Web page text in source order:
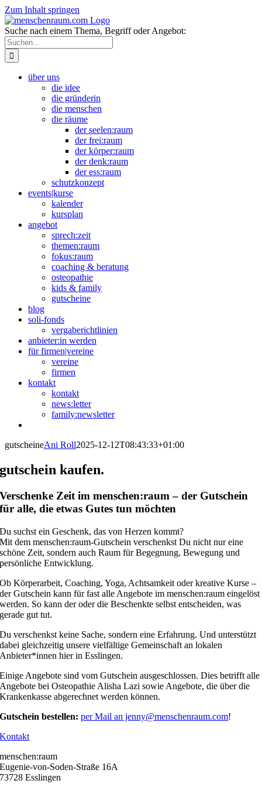
Zum Inhalt springen
Suche nach einem Thema, Begriff oder Angebot:
über uns
die idee
die gründerin
die menschen
die räume
der seelen:raum
der frei:raum
der körper:raum
der denk:raum
der ess:raum
schutzkonzept
events|kurse
kalender
kursplan
angebot
sprech:zeit
themen:raum
fokus:raum
coaching & beratung
osteopathie
kids & family
gutscheine
blog
soli-fonds
vergaberichtlinien
anbieter:in werden
für firmen|vereine
vereine
firmen
kontakt
kontakt
news:letter
family:newsletter
gutscheineAni Roll2025-12-12T08:43:33+01:00
gutschein kaufen.
Verschenke Zeit im menschen:raum – der Gutschein
für alle, die etwas Gutes tun möchten
Du suchst ein Geschenk, das von Herzen kommt?
Mit dem menschen:raum-Gutschein verschenkst Du nicht nur eine
schöne Zeit, sondern auch Raum für Begegnung, Bewegung und
persönliche Entwicklung.
Ob Körperarbeit, Coaching, Yoga, Achtsamkeit oder kreative Kurse –
der Gutschein kann für fast alle Angebote im menschen:raum eingelöst
werden. So kann der oder die Beschenkte selbst entscheiden, was
gerade gut tut.
Du verschenkst keine Sache, sondern eine Erfahrung. Und unterstützt
dabei gleichzeitig unsere vielfältige Gemeinschaft an lokalen
Anbieter*innen hier in Esslingen.
Einige Angebote sind vom Gutschein ausgeschlossen. Dies betrifft alle
Angebote bei Osteopathie Alisha Lazi sowie Angebote, die über die
Krankenkasse abgerechnet werden können.
Gutschein bestellen: per Mail an jenny@menschenraum.com!
Kontakt
menschen:raum
Eugenie-von-Soden-Straße 16A
73728 Esslingen